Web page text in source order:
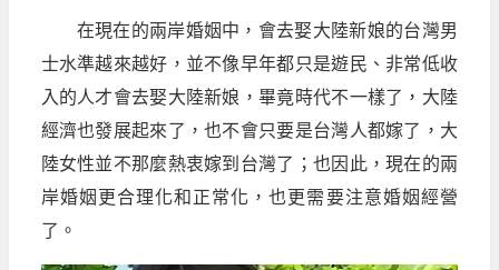
在現在的兩岸婚姻中，會去娶大陸新娘的台灣男
士水準越來越好，並不像早年都只是遊民、非常低收
入的人才會去娶大陸新娘，畢竟時代不一樣了，大陸
經濟也發展起來了，也不會只要是台灣人都嫁了，大
陸女性並不那麼熱衷嫁到台灣了；也因此，現在的兩
岸婚姻更合理化和正常化，也更需要注意婚姻經營
了。